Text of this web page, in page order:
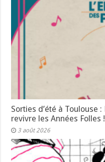
Sorties d’été à Toulouse
revivre les Années Folles !
3 août 2026